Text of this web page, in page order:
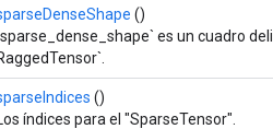
()
es un cuadro
()
índices para el "SparseTensor".